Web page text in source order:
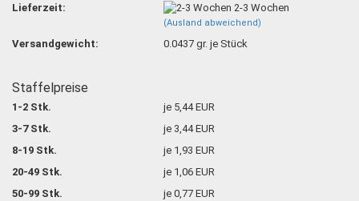
Lieferzeit:
2-3 Wochen
(Ausland abweichend)
Versandgewicht: 0.0437 gr. je Stück
Staffelpreise
1-2 Stk.
je 5,44 EUR
3-7 Stk.
je 3,44 EUR
8-19 Stk.
je 1,93 EUR
20-49 Stk.
je 1,06 EUR
50-99 Stk.
je 0,77 EUR